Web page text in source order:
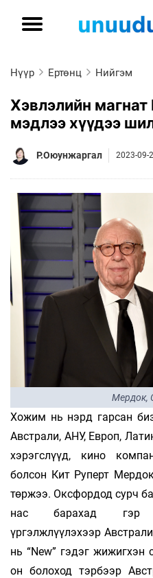
Нүүр Ертөнц Нийгэм
Хэвлэлийн
мэдлээ хүүдээ
Р.Оюунжаргал 2023-09-
Мердок,
Хожим нь нэрд гарсан
Австрали, АНУ, Европ,
хэрэгслүүд, кино
болсон Кит Руперт
төржээ. Оксфордод сурч
нас барахад гэр
үргэлжлүүлэхээр
нь “New” гэдэг
он болоход тэрбээр